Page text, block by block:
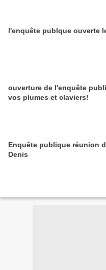
l'enquête publque ouverte
ouverture de l'enquête
vos plumes et claviers!
Enquête publique réunion
Denis